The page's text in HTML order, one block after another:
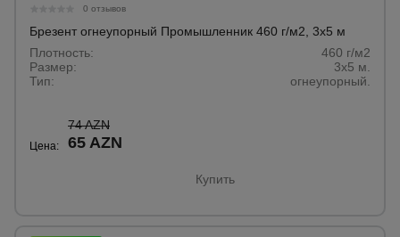
0 отзывов
Брезент огнеупорный Промышленник 460 г/м2, 3х5 м
Плотность:
460 г/м2
Размер:
3х5 м.
Тип:
огнеупорный.
Цена:
74 AZN
65 AZN
Купить
и